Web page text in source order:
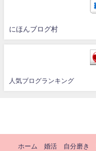
にほんブログ村
人気ブログランキング
ホーム 婚活 自分磨き